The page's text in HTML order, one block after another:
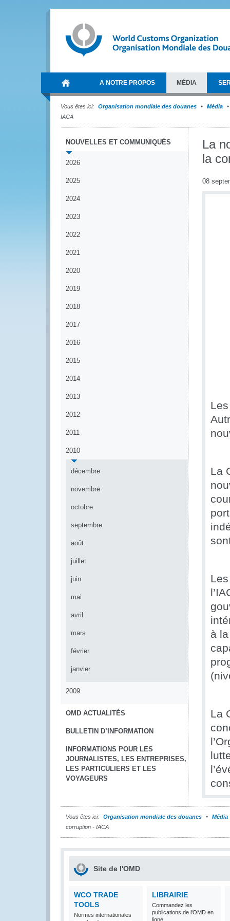
A NOTRE PROPOS MÉDIA
Vous êtes ici: Organisation mondiale des douanes
Média
IACA
NOUVELLES ET COMMUNIQUÉS
2026
2025
2024
2023
2022
2021
2020
2019
2018
2017
2016
2015
2014
2013
2012
2011
2010
décembre
novembre
octobre
septembre
août
juillet
juin
mai
avril
mars
février
janvier
2009
OMD ACTUALITÉS
BULLETIN D’INFORMATION
INFORMATIONS POUR LES
JOURNALISTES, LES ENTREPRISES,
LES PARTICULIERS ET LES
VOYAGEURS
La
la
08
La
à
La
Vous êtes ici: Organisation mondiale des douanes
Média
corruption - IACA
Site de l'OMD
WCO TRADE
TOOLS
Normes internationales
LIBRAIRIE
Commandez les
publications de l'OMD en
ligne